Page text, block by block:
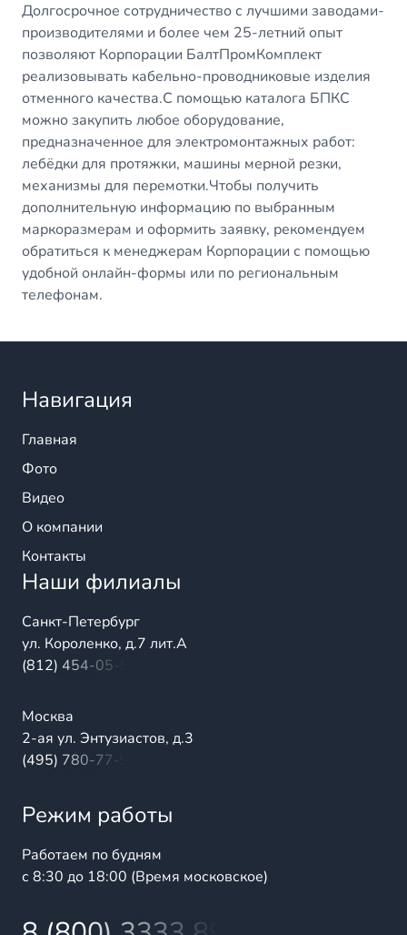
Долгосрочное сотрудничество с лучшими заводами-
производителями и более чем 25-летний опыт
позволяют Корпорации БалтПромКомплект
реализовывать кабельно-проводниковые изделия
отменного качества.С помощью каталога БПКС
можно закупить любое оборудование,
предназначенное для электромонтажных работ:
лебёдки для протяжки, машины мерной резки,
механизмы для перемотки.Чтобы получить
дополнительную информацию по выбранным
маркоразмерам и оформить заявку, рекомендуем
обратиться к менеджерам Корпорации с помощью
удобной онлайн-формы или по региональным
телефонам.
Навигация
Главная
Фото
Видео
О компании
Контакты
Наши филиалы
Санкт-Петербург
ул. Короленко, д.7 лит.А
(812) 454-05-54
Москва
2-ая ул. Энтузиастов, д.3
(495) 780-77-98
Режим работы
Работаем по будням
с 8:30 до 18:00 (Время московское)